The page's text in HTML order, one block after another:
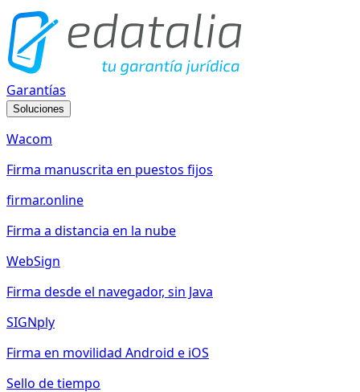
Garantías
Soluciones
Wacom
Firma manuscrita en puestos fijos
firmar.online
Firma a distancia en la nube
WebSign
Firma desde el navegador, sin Java
SIGNply
Firma en movilidad Android e iOS
Sello de tiempo